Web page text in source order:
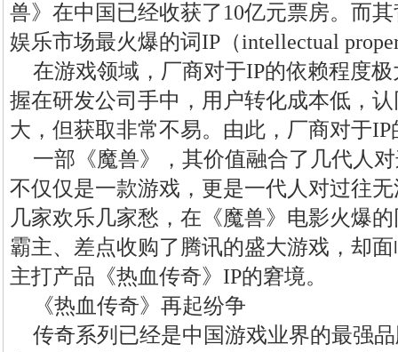
兽》在中国已经收获了10亿元票房。而
娱乐市场最火爆的词IP（intellectual
在游戏领域，厂商对于IP的依赖程度
握在研发公司手中，用户转化成本低，
大，但获取非常不易。由此，厂商对于
一部《魔兽》，其价值融合了几代人
不仅仅是一款游戏，更是一代人对过往
几家欢乐几家愁，在《魔兽》电影火爆
霸主、差点收购了腾讯的盛大游戏，却
主打产品《热血传奇》IP的窘境。
《热血传奇》再起纷争
传奇系列已经是中国游戏业界的最强